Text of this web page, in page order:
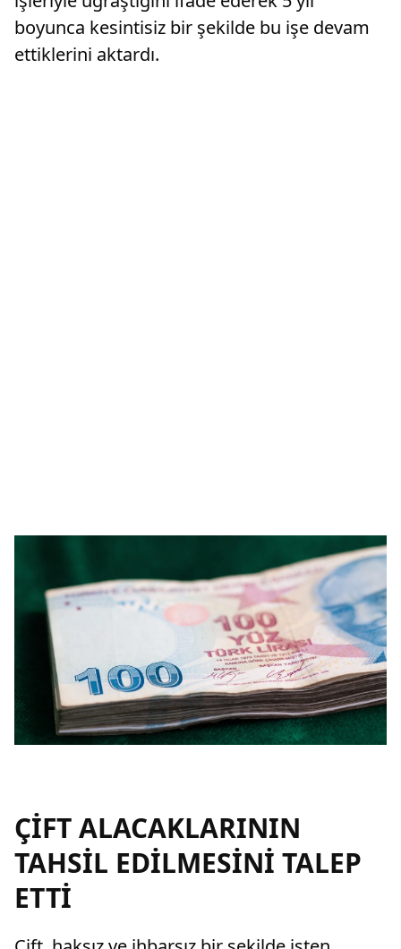
boyunca kesintisiz bir şekilde bu işe devam
ettiklerini aktardı.
ÇİFT ALACAKLARININ
TAHSİL EDİLMESİNİ TALEP
ETTİ